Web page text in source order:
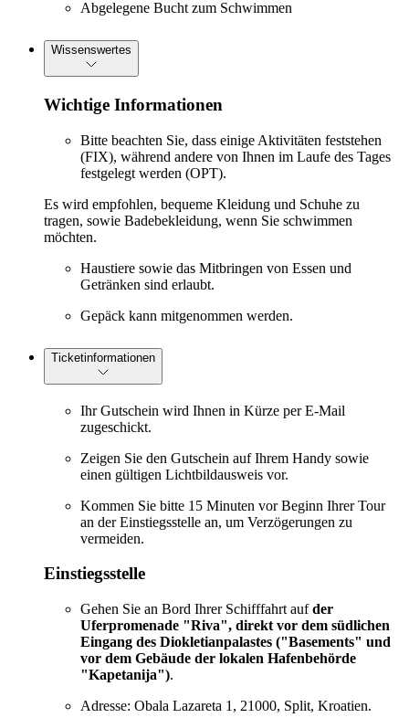
Abgelegene Bucht zum Schwimmen
Wissenswertes
Wichtige Informationen
Bitte beachten Sie, dass einige Aktivitäten feststehen
(FIX), während andere von Ihnen im Laufe des Tages
festgelegt werden (OPT).
Es wird empfohlen, bequeme Kleidung und Schuhe zu
tragen, sowie Badebekleidung, wenn Sie schwimmen
möchten.
Haustiere sowie das Mitbringen von Essen und
Getränken sind erlaubt.
Gepäck kann mitgenommen werden.
Ticketinformationen
Ihr Gutschein wird Ihnen in Kürze per E-Mail
zugeschickt.
Zeigen Sie den Gutschein auf Ihrem Handy sowie
einen gültigen Lichtbildausweis vor.
Kommen Sie bitte 15 Minuten vor Beginn Ihrer Tour
an der Einstiegsstelle an, um Verzögerungen zu
vermeiden.
Einstiegsstelle
Gehen Sie an Bord Ihrer Schifffahrt aufder
Uferpromenade "Riva", direkt vor dem südlichen
Eingang des Diokletianpalastes ("Basements" und
vor dem Gebäude der lokalen Hafenbehörde
"Kapetanija").
Adresse: Obala Lazareta 1, 21000, Split, Kroatien.